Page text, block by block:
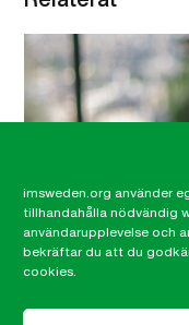
imsweden.org använder
tillhandahålla nödvändig
användarupplevelse och
bekräftar du att du
cookies.
”Nu känner sig